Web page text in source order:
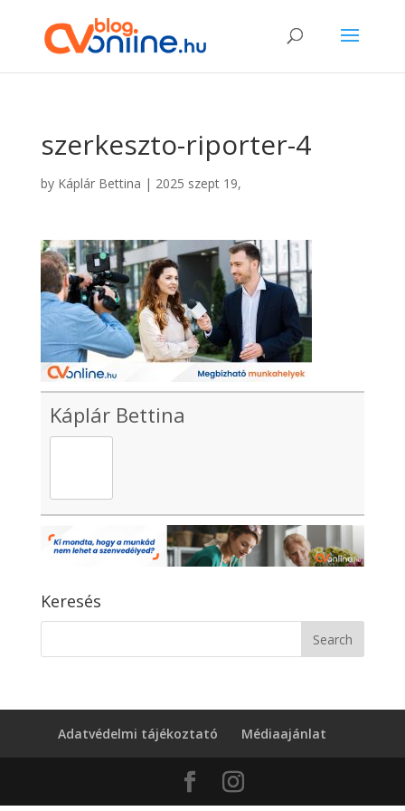
szerkeszto-riporter-4
by Káplár Bettina | 2025 szept 19,
Káplár Bettina
Keresés
Adatvédelmi tájékoztató Médiaajánlat